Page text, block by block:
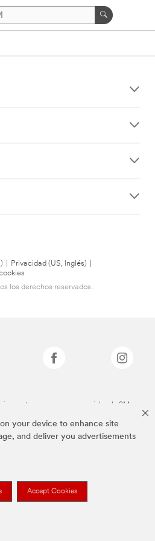
your device to enhance site
and deliver you advertisements
Accept Cookies
Privacidad (US, Inglés)
los derechos reservados..
son marcas comerciales de 3M.